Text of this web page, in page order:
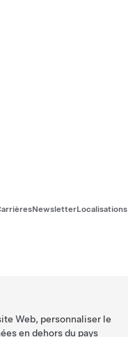
NewsletterLocalisations
Web, personnaliser le
en dehors du pays